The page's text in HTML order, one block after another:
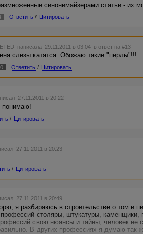
синонимайзерами статьи - их
Ответить / Цитировать
написала 29.11.2011 в 03:04 в ответ на #13
слезы катятся. Обожаю такие "перлы"!!!
Ответить / Цитировать
27.11.2011 в 20:22
понимаю!
/ Цитировать
27.11.2011 в 20:23
/ Цитировать
27.11.2011 в 20:49
я разбираюсь в строительстве о том и
профессий столяры, штукатуры, каменщики,
свою нюансы и тайны, человек не
В других профессиях я думаю так